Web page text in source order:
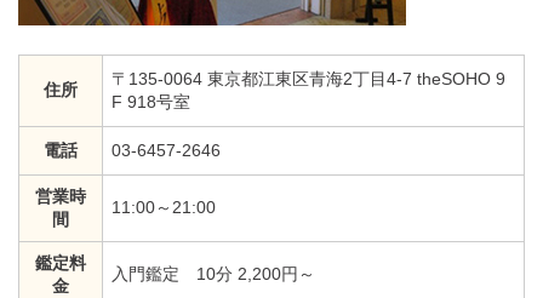
住所
〒135-0064 東京都江東区青海2丁目4-7 theSOHO 9
F 918号室
電話 03-6457-2646
営業時
間
11:00～21:00
鑑定料
金
入門鑑定 10分 2,200円～